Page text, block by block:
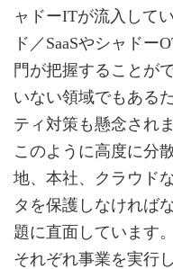
ャドーITが流入して
ド／SaaSやシャドー
門が把握することが
いない領域でもある
ティ対策も懸念されま
このように高度に分
地、本社、クラウド
タを保護しなければ
題に直面しています
それぞれ事業を実行